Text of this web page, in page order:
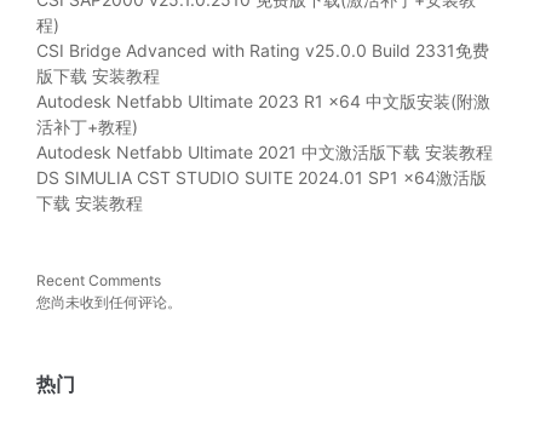
程)
CSI Bridge Advanced with Rating v25.0.0 Build 2331免费
版下载 安装教程
Autodesk Netfabb Ultimate 2023 R1 x64 中文版安装(附激
活补丁+教程)
Autodesk Netfabb Ultimate 2021 中文激活版下载 安装教程
DS SIMULIA CST STUDIO SUITE 2024.01 SP1 x64激活版
下载 安装教程
Recent Comments
您尚未收到任何评论。
热门